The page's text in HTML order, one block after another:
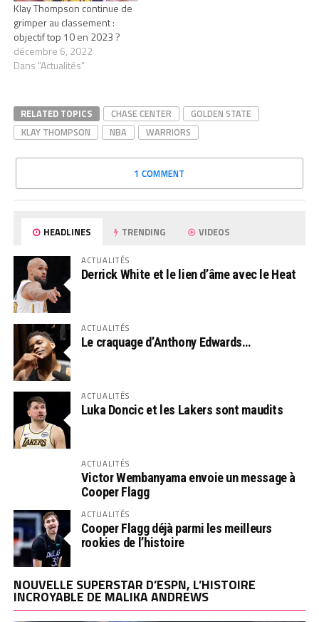
Klay Thompson continue de
grimper au classement :
objectif top 10 en 2023 ?
décembre 6, 2022
Dans "Actualités"
RELATED TOPICS CHASE CENTER
GOLDEN STATE
KLAY THOMPSON
NBA WARRIORS
1 COMMENT
HEADLINES TRENDING VIDEOS
ACTUALITÉS
Derrick White et le lien d’âme avec le Heat
ACTUALITÉS
Le craquage d’Anthony Edwards…
ACTUALITÉS
Luka Doncic et les Lakers sont maudits
ACTUALITÉS
Victor Wembanyama envoie un message à
Cooper Flagg
ACTUALITÉS
Cooper Flagg déjà parmi les meilleurs
rookies de l’histoire
NOUVELLE SUPERSTAR D’ESPN, L’HISTOIRE
INCROYABLE DE MALIKA ANDREWS